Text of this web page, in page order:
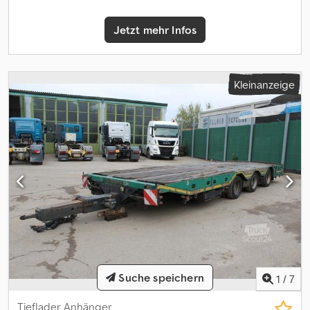
erwünscht, unterbreiten wir Ihnen gerne ein Angebot unserer
Partnerwerkstätten! Fahrzeug kann mit Werbung beklebt
und/oder beschriftet sein. Es gelten unsere allgemeinen Liefer-
Jetzt mehr Infos
Kleinanzeige
1 / 7
Tieflader Anhänger
Suche speichern